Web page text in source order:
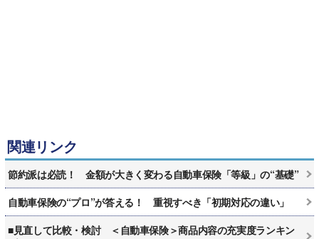
関連リンク
節約派は必読！ 金額が大きく変わる自動車保険「等級」の“基礎”
自動車保険の“プロ”が答える！ 重視すべき「初期対応の違い」
■見直して比較・検討 ＜自動車保険＞商品内容の充実度ランキン